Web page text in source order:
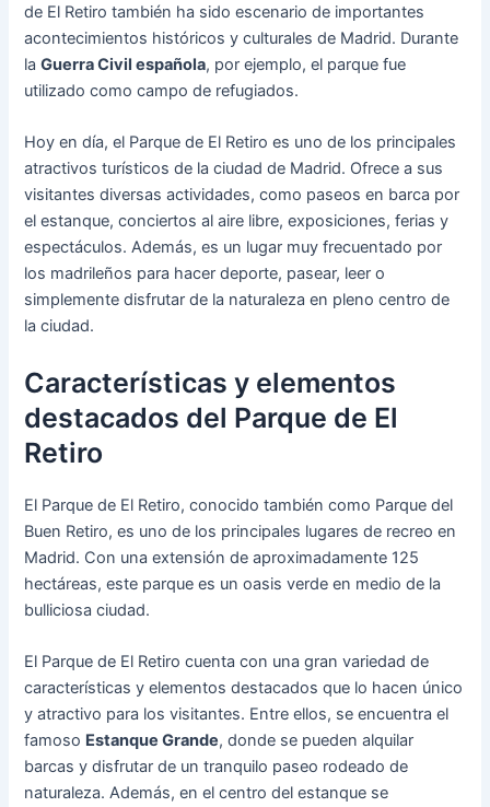
de El Retiro también ha sido escenario de importantes
acontecimientos históricos y culturales de Madrid. Durante
laGuerra Civil española, por ejemplo, el parque fue
utilizado como campo de refugiados.
Hoy en día, el Parque de El Retiro es uno de los principales
atractivos turísticos de la ciudad de Madrid. Ofrece a sus
visitantes diversas actividades, como paseos en barca por
el estanque, conciertos al aire libre, exposiciones, ferias y
espectáculos. Además, es un lugar muy frecuentado por
los madrileños para hacer deporte, pasear, leer o
simplemente disfrutar de la naturaleza en pleno centro de
la ciudad.
Características y elementos
destacados del Parque de El
Retiro
El Parque de El Retiro, conocido también como Parque del
Buen Retiro, es uno de los principales lugares de recreo en
Madrid. Con una extensión de aproximadamente 125
hectáreas, este parque es un oasis verde en medio de la
bulliciosa ciudad.
El Parque de El Retiro cuenta con una gran variedad de
características y elementos destacados que lo hacen único
y atractivo para los visitantes. Entre ellos, se encuentra el
famoso Estanque Grande, donde se pueden alquilar
barcas y disfrutar de un tranquilo paseo rodeado de
naturaleza. Además, en el centro del estanque se